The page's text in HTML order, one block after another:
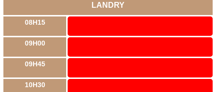
LANDRY
08H15
09H00
09H45
10H30